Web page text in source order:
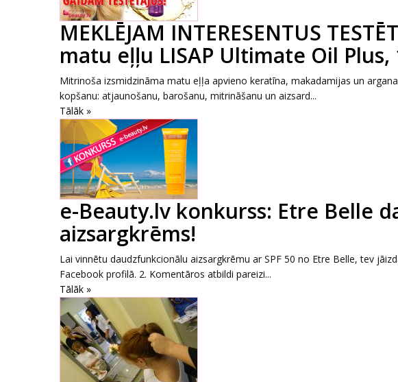
MEKLĒJAM INTERESENTUS
matu eļļu LISAP Ultimate Oil Plus,
Mitrinoša izsmidzināma matu eļļa apvieno keratīna, makadamijas un
kopšanu: atjaunošanu, barošanu, mitrināšanu un aizsard...
Tālāk »
e-Beauty.lv konkurss: Etre Belle
aizsargkrēms!
Lai vinnētu daudzfunkcionālu aizsargkrēmu ar SPF 50 no Etre Belle, tev
Facebook profilā. 2. Komentāros atbildi pareizi...
Tālāk »